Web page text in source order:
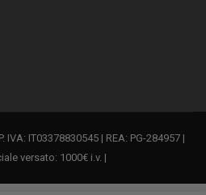
IVA: IT03378830545 | REA: PG-284957 |
versato: 1000€ i.v. |